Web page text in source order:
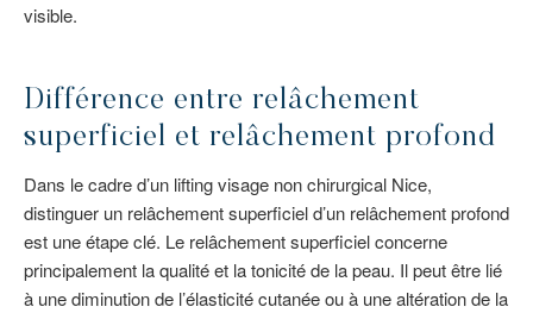
visible.
Différence entre relâchement
superficiel et relâchement profond
Dans le cadre d’un lifting visage non chirurgical Nice,
distinguer un relâchement superficiel d’un relâchement profond
est une étape clé. Le relâchement superficiel concerne
principalement la qualité et la tonicité de la peau. Il peut être lié
à une diminution de l’élasticité cutanée ou à une altération de la